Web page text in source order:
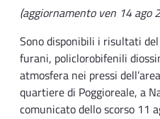
(aggiornamento ven 14 ago
Sono disponibili i risultati
furani, policlorobifenili
atmosfera nei pressi
quartiere di Poggioreale, a
comunicato dello scorso 11